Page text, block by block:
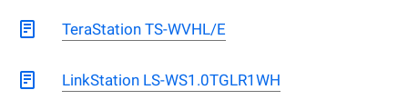
TeraStation TS-WVHL/E
LinkStation LS-WS1.0TGLR1WH